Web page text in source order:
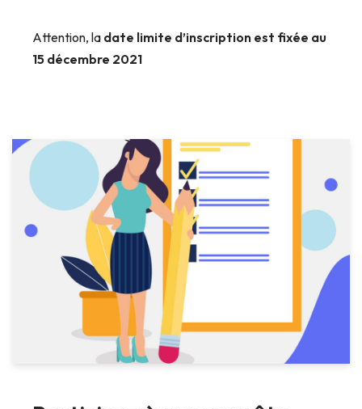
Attention, la date limite d’inscription est fixée au
15 décembre 2021